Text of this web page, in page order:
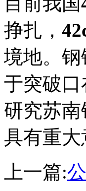
挣扎，
境地。
于突破
研究苏
具有重大
上一篇: